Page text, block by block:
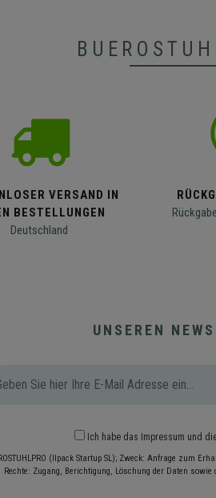
VERSAND IN
BESTELLUNGEN
Deutschland
UNSEREN
Ich habe das Impressum und
(Ilpack Startup SL); Zweck: Anfrage zum
Rechte: Zugang, Berichtigung, Löschung der Daten